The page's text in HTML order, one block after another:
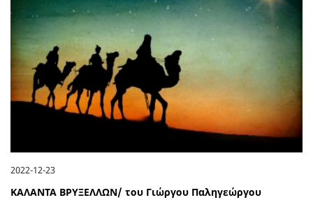
2022-12-23
ΚΑΛΑΝΤΑ ΒΡΥΞΕΛΛΩΝ/ του Γιώργου Παληγεώργου